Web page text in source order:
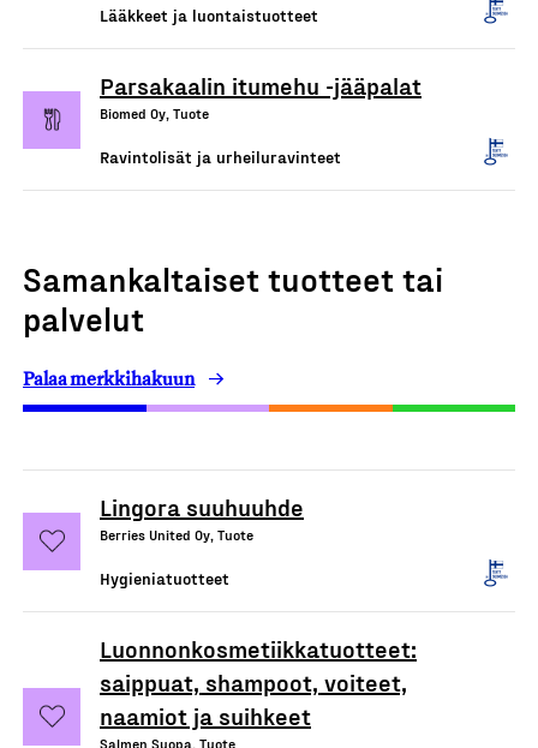
Lääkkeet ja luontaistuotteet
Parsakaalin itumehu -jääpalat
Biomed Oy, Tuote
Ravintolisät ja urheiluravinteet
Samankaltaiset tuotteet tai
palvelut
Palaa merkkihakuun
Lingora suuhuuhde
Berries United Oy, Tuote
Hygieniatuotteet
Luonnonkosmetiikkatuotteet:
saippuat, shampoot, voiteet,
naamiot ja suihkeet
Salmen Suopa, Tuote